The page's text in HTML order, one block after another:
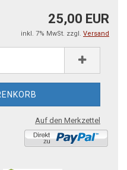
25,00 EUR
inkl. 7% MwSt. zzgl. Versand
Auf den Merkzettel